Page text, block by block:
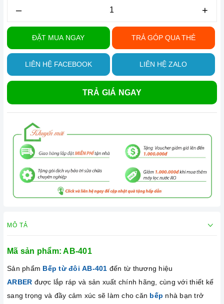
– +
ĐẶT MUA NGAY TRẢ GÓP QUA THẺ
LIÊN HỆ FACEBOOK LIÊN HỆ ZALO
TRẢ GIÁ NGAY
MÔ TẢ
Mã sản phẩm:AB-401
Sản phẩm Bếp từ đôi AB-401 đến từ thương hiệu
ARBER được lắp ráp và sản xuất chính hãng, cùng với thiết kế
sang trọng và đầy cảm xúc sẽ làm cho căn bếp nhà bạn trở